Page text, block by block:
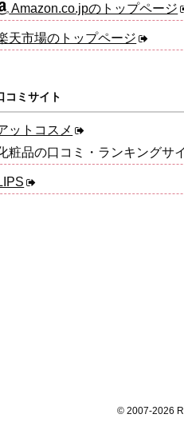
Amazon.co.jpのトップページ
天市場のトップページ
コミサイト
ットコスメ
粧品の口コミ・ランキングサ
© 2007-2026